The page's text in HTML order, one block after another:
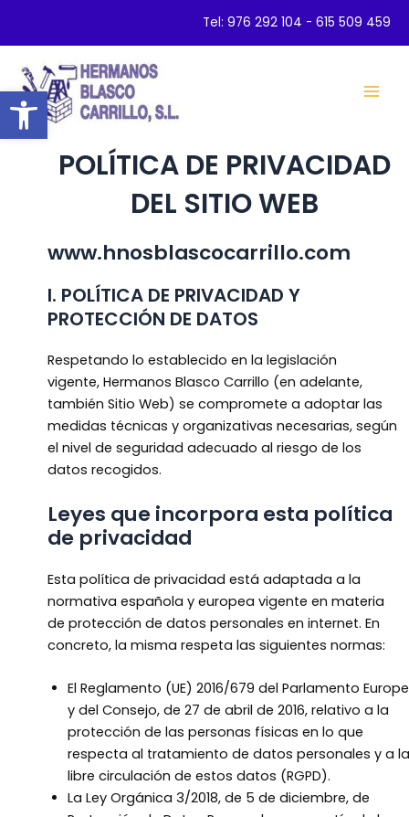
Abrir barra de herramientas
Tel: 976 292 104 - 615 509 459
POLÍTICA DE PRIVACIDAD
DEL SITIO WEB
www.hnosblascocarrillo.com
I. POLÍTICA DE PRIVACIDAD Y
PROTECCIÓN DE DATOS
Respetando lo establecido en la legislación
vigente, Hermanos Blasco Carrillo (en adelante,
también Sitio Web) se compromete a adoptar las
medidas técnicas y organizativas necesarias, según
el nivel de seguridad adecuado al riesgo de los
datos recogidos.
Leyes que incorpora esta política
de privacidad
Esta política de privacidad está adaptada a la
normativa española y europea vigente en materia
de protección de datos personales en internet. En
concreto, la misma respeta las siguientes normas:
El Reglamento (UE) 2016/679 del Parlamento
y del Consejo, de 27 de abril de 2016, relativo a la
protección de las personas físicas en lo que
respecta al tratamiento de datos personales y a la
libre circulación de estos datos (RGPD).
La Ley Orgánica 3/2018, de 5 de diciembre, de